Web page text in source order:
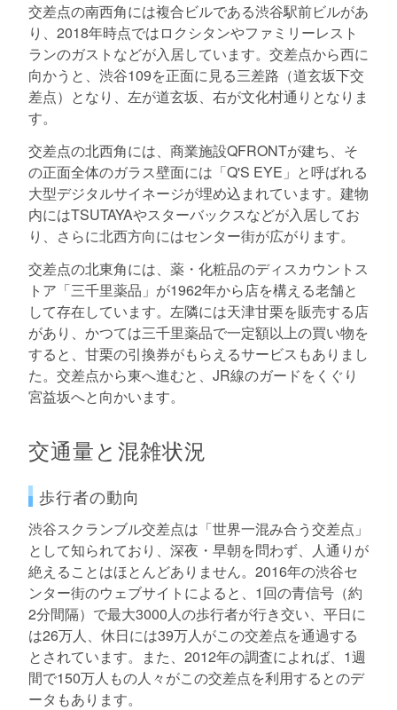
交差点の南西角には複合ビルである渋谷駅前ビルがあ
り、2018年時点ではロクシタンやファミリーレスト
ランのガストなどが入居しています。交差点から西に
向かうと、渋谷109を正面に見る三差路（道玄坂下交
差点）となり、左が道玄坂、右が文化村通りとなりま
す。
交差点の北西角には、商業施設QFRONTが建ち、そ
の正面全体のガラス壁面には「Q'S EYE」と呼ばれる
大型デジタルサイネージが埋め込まれています。建物
内にはTSUTAYAやスターバックスなどが入居してお
り、さらに北西方向にはセンター街が広がります。
交差点の北東角には、薬・化粧品のディスカウントス
トア「三千里薬品」が1962年から店を構える老舗と
して存在しています。左隣には天津甘栗を販売する店
があり、かつては三千里薬品で一定額以上の買い物を
すると、甘栗の引換券がもらえるサービスもありまし
た。交差点から東へ進むと、JR線のガードをくぐり
宮益坂へと向かいます。
交通量と混雑状況
歩行者の動向
渋谷スクランブル交差点は「世界一混み合う交差点」
として知られており、深夜・早朝を問わず、人通りが
絶えることはほとんどありません。2016年の渋谷セ
ンター街のウェブサイトによると、1回の青信号（約
2分間隔）で最大3000人の歩行者が行き交い、平日に
は26万人、休日には39万人がこの交差点を通過する
とされています。また、2012年の調査によれば、1週
間で150万人もの人々がこの交差点を利用するとのデ
ータもあります。